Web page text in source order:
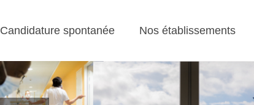
Candidature spontanée Nos établissements